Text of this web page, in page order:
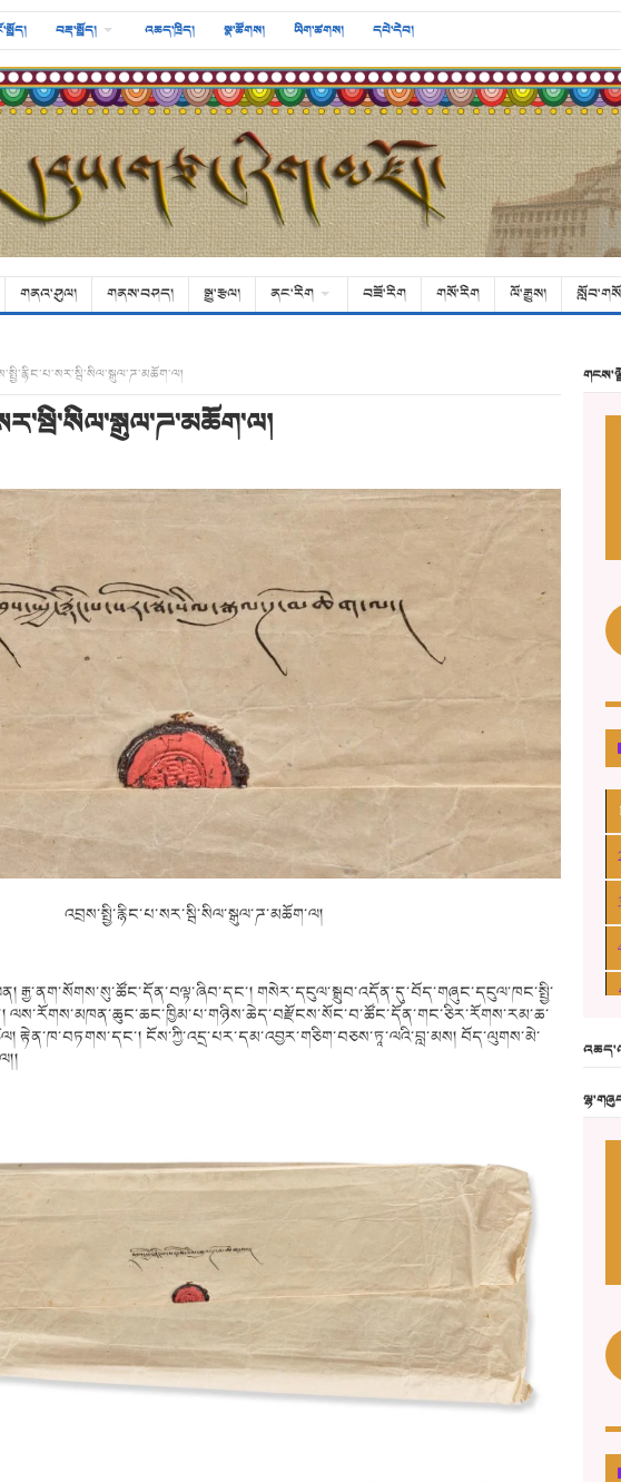
བརྡ་སྤྲོད། འཆད་ཁྲིད། སྣ་ཚོགས། ཡིག་ཚགས། དཔེ་དེབ།
གནའ་ཤུལ། གནས་བཤད། སྒྱུ་རྩལ། ནང་རིག བཟོ་རིག གསོ་རིག ལོ་རྒྱུས།
འབྲས་སྤྱི་རྙིང་པ་སར་སྦི་སིལ་སྒུལ་ཌ་མཆོག་ལ།
རྒྱ་ནག་སོགས་སུ་ཚོང་དོན་བལྟ་ཞིབ་དང་། གསེར་དངུལ་སྒྲུབ་འདོན་དུ་བོད་གཞུང་དངུལ་ཁང་སྤྱི་
ལས་རོགས་མཁན་ཆུང་ཆང་ཁྱིམ་པ་གཉིས་ཆེད་བརྫོངས་སོང་བ་ཚོང་དོན་གང་ཅིར་རོགས་རམ་ཆ་
རྟེན་ཁ་བཏགས་དང་། ངོས་ཀྱི་འདྲ་པར་དམ་འབྱར་གཅིག་བཅས་ཏཱ་ལའི་བླ་མས། བོད་ལུགས་མེ་